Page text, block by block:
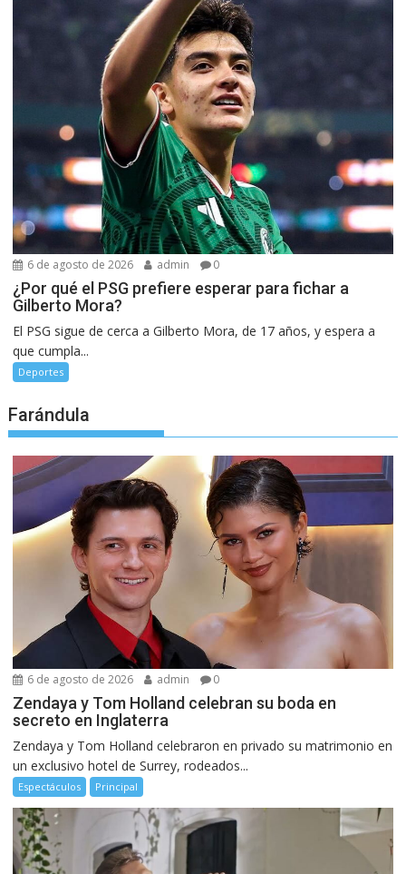
6 de agosto de 2026 admin 0
¿Por qué el PSG prefiere esperar para fichar a
Gilberto Mora?
El PSG sigue de cerca a Gilberto Mora, de 17 años, y espera a
que cumpla...
Deportes
Farándula
6 de agosto de 2026 admin 0
Zendaya y Tom Holland celebran su boda en
secreto en Inglaterra
Zendaya y Tom Holland celebraron en privado su matrimonio en
un exclusivo hotel de Surrey, rodeados...
Espectáculos Principal